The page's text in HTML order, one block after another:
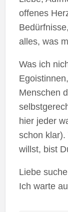
offenes
alles, was
Was ich
Menschen
hier jeder
schon
willst, bist
Liebe
Ich warte